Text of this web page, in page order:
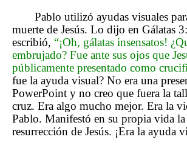
Pablo utilizó ayudas visuales
muerte de Jesús. Lo dijo en Gálatas
escribió, “¡Oh, gálatas insensatos!
embrujado? Fue ante sus ojos que
públicamente presentado como
fue la ayuda visual? No era una
PowerPoint y no creo que fuera la
cruz. Era algo mucho mejor. Era la
Pablo. Manifestó en su propia vida
resurrección de Jesús. ¡Era la ayuda